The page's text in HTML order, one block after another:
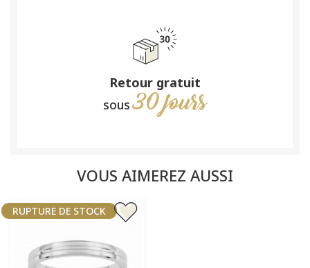
Retour gratuit
sous30 jours
VOUS AIMEREZ AUSSI
RUPTURE DE STOCK